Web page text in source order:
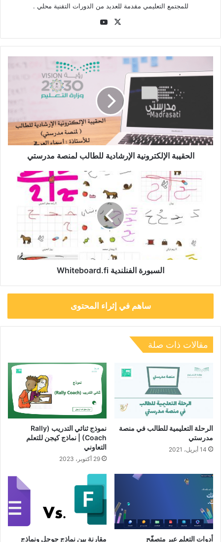
للمجتمع التعليمي مقدمة للعديد من الدورات التقنية محلي .
‫X
الإلكترونية
الحقيبة الإلكترونية الإرشادية للطالب لمنصة مدرستي
Whiteboard.fi
السبورة الفنلندية Whiteboard.fi
ساهم في إثراء المحتوى
مقالات ذات صلة
الرحلة التعليمية للطالب في منصة
مدرستي
14 أبريل، 2021
نموذج ثنائي التدريب (Rally
Coach) | نماذج كيجن للتعلم
التعاوني
29 أكتوبر، 2023
أدوات التعلم عبر متصفّح مقارنة بين نماذج جوجل ونماذج